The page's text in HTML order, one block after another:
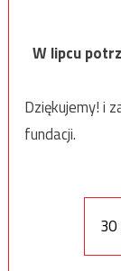
W lipcu
Dziękujemy! i
fundacji.
30